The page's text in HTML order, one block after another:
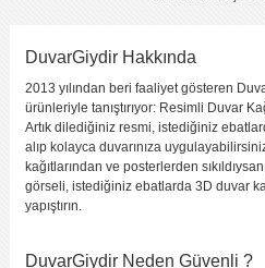
Yorumu Gönder
DuvarGiydir Hakkında
2013 yılından beri faaliyet gösteren
ürünleriyle tanıştırıyor: Resimli Duvar
Artık dilediğiniz resmi, istediğiniz
alıp kolayca duvarınıza
kağıtlarından ve posterlerden
görseli, istediğiniz ebatlarda 3D duvar
yapıştırın.
DuvarGiydir Neden Güvenli ?